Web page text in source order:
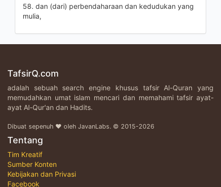
58. dan (dari) perbendaharaan dan kedudukan yang
mulia,
TafsirQ.com
adalah sebuah search engine khusus tafsir Al-Quran yang
memudahkan umat islam mencari dan memahami tafsir ayat-
ayat Al-Qur'an dan Hadits.
Dibuat sepenuh ♥ oleh JavanLabs. © 2015-2026
Tentang
Tim Kreatif
Sumber Konten
Kebijakan dan Privasi
Facebook